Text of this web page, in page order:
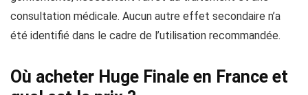
consultation médicale. Aucun autre effet secondaire n’a
été identifié dans le cadre de l’utilisation recommandée.
Où acheter Huge Finale en France et